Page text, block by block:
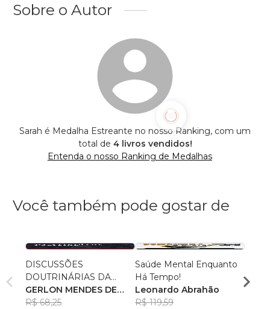
Sobre o Autor
Sarah é Medalha Estreante no nosso Ranking, com um
total de 4 livros vendidos!
Entenda o nosso Ranking de Medalhas
Você também pode gostar de
DISCUSSÕES
DOUTRINÁRIAS DA
ATIVIDADE POLICIAL
GERLON MENDES DE
SOUZA
R$ 68,25
Saúde Mental Enquanto
Há Tempo!
Leonardo Abrahão
R$ 119,59